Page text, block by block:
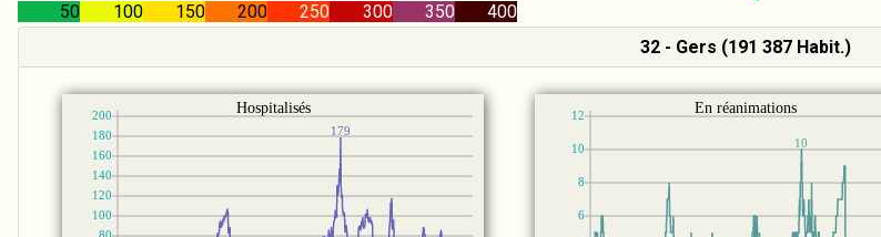
50 100 150 200 250 300 350
400
32 - Gers (191 387 Habit.)